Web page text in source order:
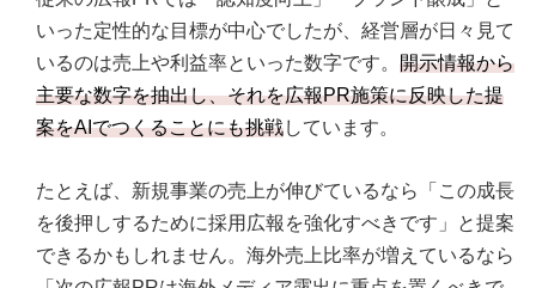
いった定性的な目標が中心でしたが、経営層が日々見て
いるのは売上や利益率といった数字です。 開示情報から
主要な数字を抽出し、それを広報PR施策に反映した提
案をAIでつくることにも挑戦しています。
たとえば、新規事業の売上が伸びているなら「この成長
を後押しするために採用広報を強化すべきです」と提案
できるかもしれません。海外売上比率が増えているなら